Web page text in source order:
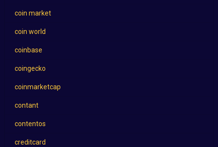
coin market
coin world
coinbase
coingecko
coinmarketcap
contant
contentos
creditcard